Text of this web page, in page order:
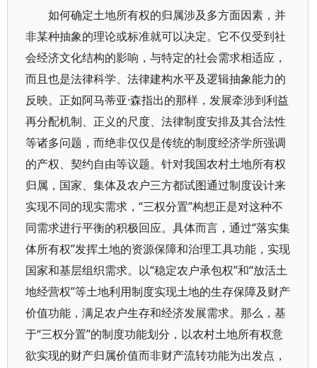
如何确定土地所有权的归属涉及多方面因素，并
非某种抽象的理论或标准就可以决定。它不仅受到社
会经济文化结构的影响，与特定的社会需求相适应，
而且也是法律科学、法律建构水平及逻辑抽象能力的
反映。正如阿马蒂亚·森指出的那样，发展牵涉到利益
再分配机制、正义的尺度、法律制度安排及其合法性
等诸多问题，而绝非仅仅是传统的制度经济学所强调
的产权、契约自由等议题。针对我国农村土地所有权
归属，国家、集体及农户三方都试图通过制度设计来
实现不同的现实需求，“三权分置”构想正是对这种不
同需求进行平衡的积极回应。具体而言，通过“落实集
体所有权”发挥土地的资源保障和治理工具功能，实现
国家和基层组织需求。以“稳定农户承包权”和“放活土
地经营权”等土地利用制度实现土地的生存保障及财产
价值功能，满足农户生存和经济发展需求。那么，基
于“三权分置”的制度功能划分，以农村土地所有权意
欲实现的财产归属价值而非财产流转功能为出发点，